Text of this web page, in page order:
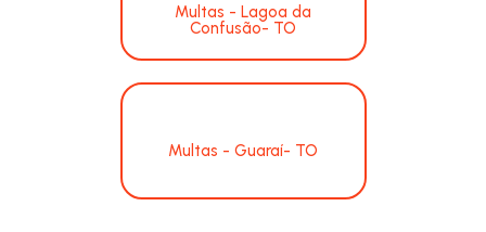
Multas - Lagoa da
Confusão- TO
Multas - Guaraí- TO